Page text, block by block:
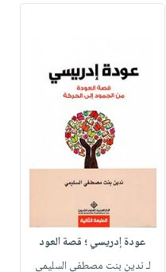
عودة إدريسي ؛ قصة العود
لـ ندين بنت مصطفى السليمي